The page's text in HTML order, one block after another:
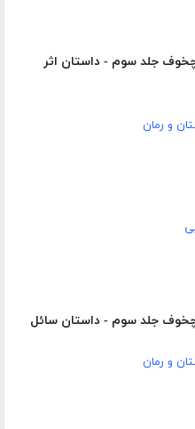
جلد سوم - داستان اثر
و رمان
چخوف جلد سوم - داستان سائل
و رمان